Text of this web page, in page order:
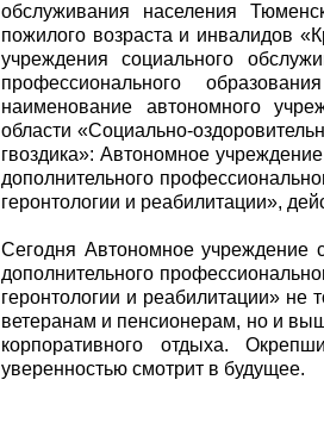
обслуживания населения
пожилого возраста и инвалидов
учреждения социального
профессионального
наименование автономного
области «Социально-
гвоздика»: Автономное
дополнительного
геронтологии и реабилитации»,
Сегодня Автономное учреждение
дополнительного
геронтологии и реабилитации» не
ветеранам и пенсионерам, но и
корпоративного отдыха.
уверенностью смотрит в будущее.